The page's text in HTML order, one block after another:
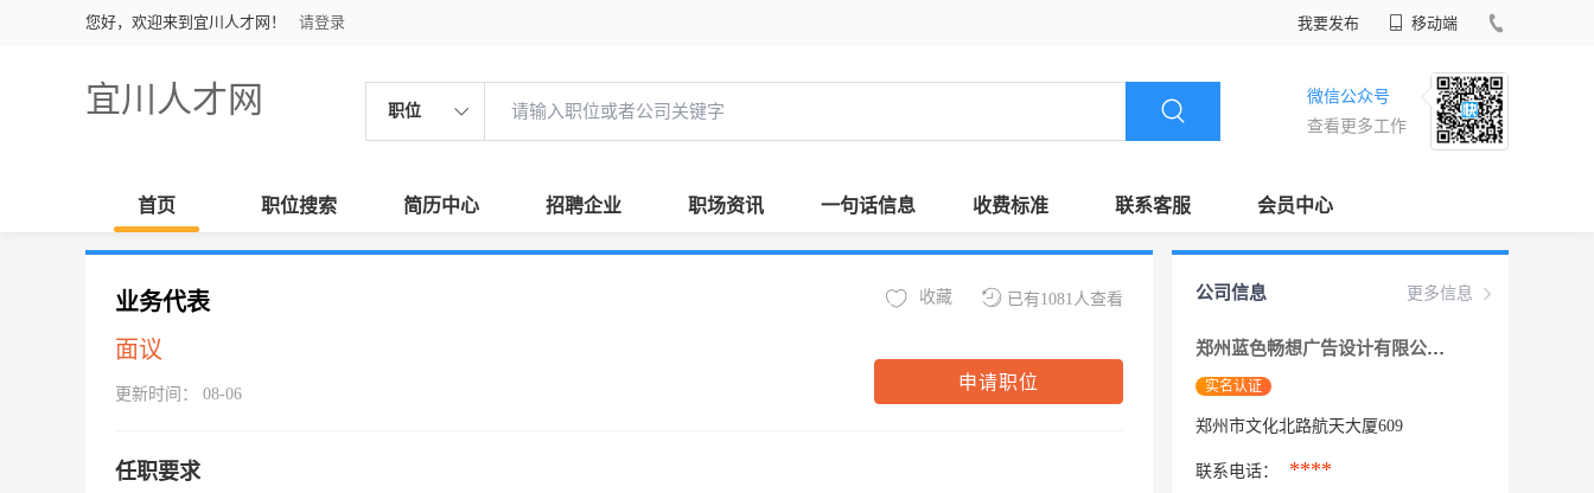
您好，欢迎来到宜川人才网！ 请登录 我要发布 移动端
宜川人才网 职位
微信公众号
查看更多工作
首页 职位搜索 简历中心 招聘企业 职场资讯 一句话信息 收费标准 联系客服 会员中心
业务代表
面议
更新时间： 08-06
已有1081人查看
收藏
申请职位
任职要求
更多信息
公司信息
郑州蓝色畅想广告设计有限公司
实名认证
郑州市文化北路航天大厦609
联系电话： ****